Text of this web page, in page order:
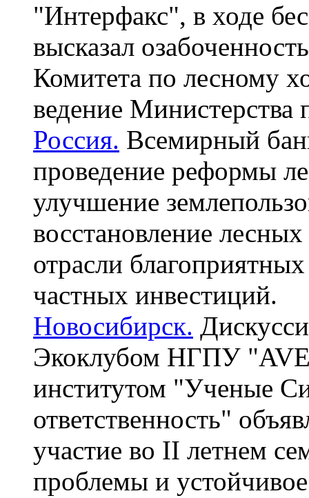
"Интерфакс", в ходе
высказал
Комитета по лесному
ведение Министерства
Россия. Всемирный
проведение реформы
улучшение
восстановление
отрасли
частных инвестиций.
Новосибирск.
Экоклубом НГПУ
институтом "Ученые
ответственность"
участие во II летнем
проблемы и